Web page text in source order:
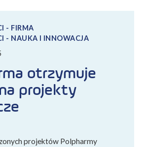
- FIRMA
- NAUKA I INNOWACJA
otrzymuje
projekty
projektów Polpharmy